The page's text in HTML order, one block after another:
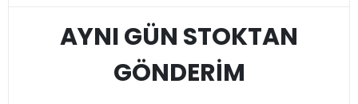
AYNI GÜN STOKTAN
GÖNDERİM